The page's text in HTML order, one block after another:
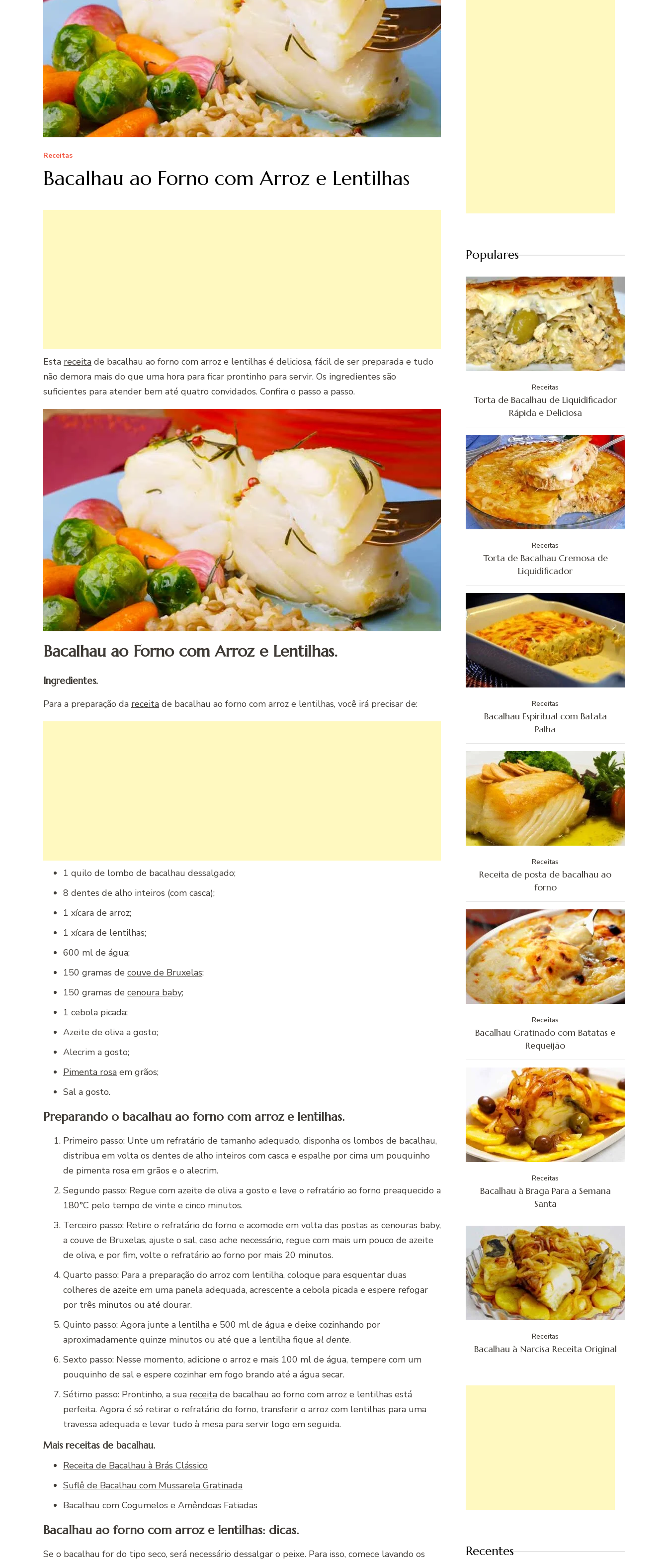
Receitas
Bacalhau ao Forno com Arroz e Lentilhas
Esta receita de bacalhau ao forno com arroz e lentilhas é deliciosa, fácil de ser preparada e tudo
não demora mais do que uma hora para ficar prontinho para servir. Os ingredientes são
suficientes para atender bem até quatro convidados. Confira o passo a passo.
Bacalhau ao Forno com Arroz e Lentilhas.
Ingredientes.
Para a preparação da receita de bacalhau ao forno com arroz e lentilhas, você irá precisar de:
1 quilo de lombo de bacalhau dessalgado;
8 dentes de alho inteiros (com casca);
1 xícara de arroz;
1 xícara de lentilhas;
600 ml de água;
150 gramas de couve de Bruxelas;
150 gramas de cenoura baby;
1 cebola picada;
Azeite de oliva a gosto;
Alecrim a gosto;
Pimenta rosa em grãos;
Sal a gosto.
Preparando o bacalhau ao forno com arroz e lentilhas.
Primeiro passo: Unte um refratário de tamanho adequado, disponha os lombos de bacalhau,
distribua em volta os dentes de alho inteiros com casca e espalhe por cima um pouquinho
de pimenta rosa em grãos e o alecrim.
Segundo passo: Regue com azeite de oliva a gosto e leve o refratário ao forno preaquecido a
180°C pelo tempo de vinte e cinco minutos.
Terceiro passo: Retire o refratário do forno e acomode em volta das postas as cenouras baby,
a couve de Bruxelas, ajuste o sal, caso ache necessário, regue com mais um pouco de azeite
de oliva, e por fim, volte o refratário ao forno por mais 20 minutos.
Quarto passo: Para a preparação do arroz com lentilha, coloque para esquentar duas
colheres de azeite em uma panela adequada, acrescente a cebola picada e espere refogar
por três minutos ou até dourar.
Quinto passo: Agora junte a lentilha e 500 ml de água e deixe cozinhando por
aproximadamente quinze minutos ou até que a lentilha fique al dente.
Sexto passo: Nesse momento, adicione o arroz e mais 100 ml de água, tempere com um
pouquinho de sal e espere cozinhar em fogo brando até a água secar.
Sétimo passo: Prontinho, a sua receita de bacalhau ao forno com arroz e lentilhas está
perfeita. Agora é só retirar o refratário do forno, transferir o arroz com lentilhas para uma
travessa adequada e levar tudo à mesa para servir logo em seguida.
Mais receitas de bacalhau.
Receita de Bacalhau à Brás Clássico
Suflê de Bacalhau com Mussarela Gratinada
Bacalhau com Cogumelos e Amêndoas Fatiadas
Bacalhau ao forno com arroz e lentilhas: dicas.
Se o bacalhau for do tipo seco, será necessário dessalgar o peixe. Para isso, comece lavando os
Populares
Receitas
Torta de Bacalhau de Liquidificador
Rápida e Deliciosa
Receitas
Torta de Bacalhau Cremosa de
Liquidificador
Receitas
Bacalhau Espiritual com Batata
Palha
Receitas
Receita de posta de bacalhau ao
forno
Receitas
Bacalhau Gratinado com Batatas e
Requeijão
Receitas
Bacalhau à Braga Para a Semana
Santa
Receitas
Bacalhau à Narcisa Receita Original
Recentes